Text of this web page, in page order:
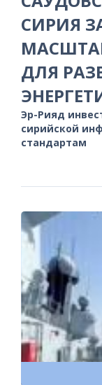
СИРИЯ
ДЛЯ
Эр-Рияд
сирийской
стандартам